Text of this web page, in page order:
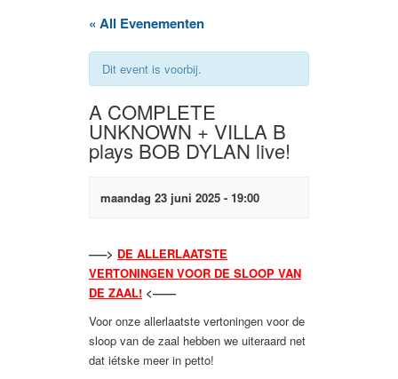
« All Evenementen
Dit event is voorbij.
A COMPLETE
UNKNOWN + VILLA B
plays BOB DYLAN live!
maandag 23 juni 2025 - 19:00
—–> DE ALLERLAATSTE
VERTONINGEN VOOR DE SLOOP VAN
DE ZAAL! <——
Voor onze allerlaatste vertoningen voor de
sloop van de zaal hebben we uiteraard net
dat iétske meer in petto!